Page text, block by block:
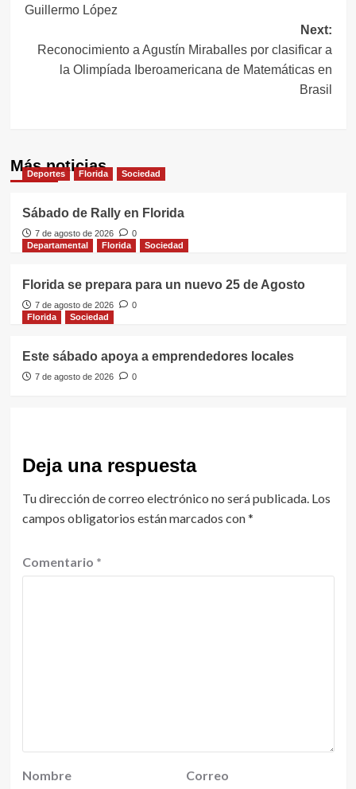
entradas
Guillermo López
Next:
Reconocimiento a Agustín Miraballes por clasificar a
la Olimpíada Iberoamericana de Matemáticas en
Brasil
Más noticias
Deportes Florida Sociedad
Sábado de Rally en Florida
7 de agosto de 2026
0
Departamental
Florida Sociedad
Florida se prepara para un nuevo 25 de Agosto
7 de agosto de 2026
0
Florida
Sociedad
Este sábado apoya a emprendedores locales
7 de agosto de 2026 0
Deja una respuesta
Tu dirección de correo electrónico no será publicada. Los
campos obligatorios están marcados con*
Comentario *
Nombre
Correo